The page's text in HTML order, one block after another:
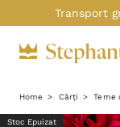
Transport
Home Cărți Teme
Stoc Epuizat